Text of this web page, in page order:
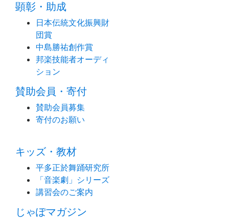
顕彰・助成
日本伝統文化振興財
団賞
中島勝祐創作賞
邦楽技能者オーディ
ション
賛助会員・寄付
賛助会員募集
寄付のお願い
キッズ・教材
平多正於舞踊研究所
「音楽劇」シリーズ
講習会のご案内
じゃぽマガジン